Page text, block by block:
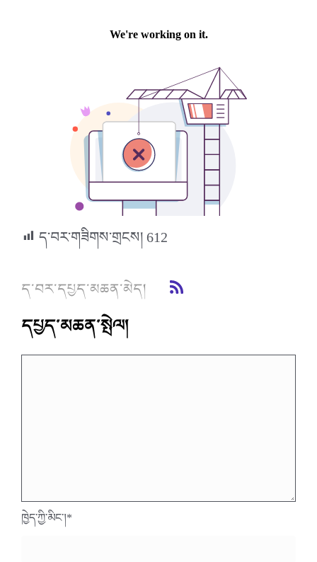
ད་བར་གཟིགས་གྲངས།612
ད་བར་དཔྱད་མཆན་མེད།
དཔྱད་མཆན་སྤེལ།
ཁྱེད་ཀྱི་མིང་།*